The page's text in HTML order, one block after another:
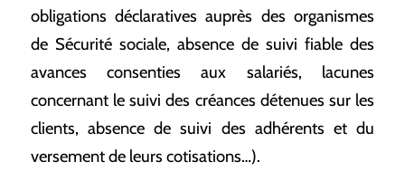
obligations déclaratives auprès des organismes
de Sécurité sociale, absence de suivi fiable des
avances consenties aux salariés, lacunes
concernant le suivi des créances détenues sur les
clients, absence de suivi des adhérents et du
versement de leurs cotisations…).